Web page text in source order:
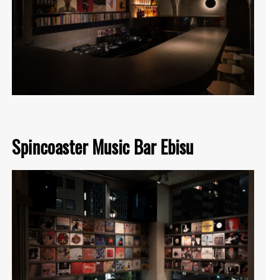
Spincoaster Music Bar Ebisu